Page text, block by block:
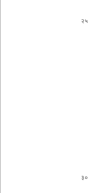
२५
३०